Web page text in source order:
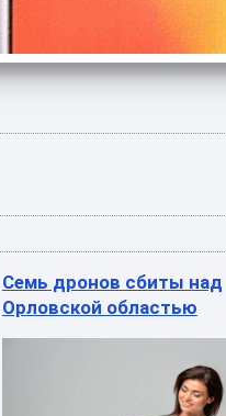
Семь дронов сбиты над
Орловской областью